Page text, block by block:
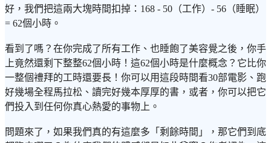
好，我們把這兩大塊時間扣掉：168 - 50（工作）- 56（睡眠）
= 62個小時。
看到了嗎？在你完成了所有工作、也睡飽了美容覺之後，你手
上竟然還剩下整整62個小時！這62個小時是什麼概念？它比你
一整個禮拜的工時還要長！你可以用這段時間看30部電影、跑
好幾場全程馬拉松、讀完好幾本厚厚的書，或者，你可以把它
們投入到任何你真心熱愛的事物上。
問題來了，如果我們真的有這麼多「剩餘時間」，那它們到底